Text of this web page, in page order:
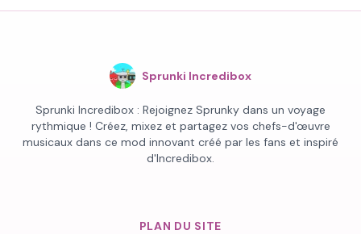
Sprunki Incredibox
Sprunki Incredibox : Rejoignez Sprunky dans un voyage
rythmique ! Créez, mixez et partagez vos chefs-d'œuvre
musicaux dans ce mod innovant créé par les fans et inspiré
d'Incredibox.
PLAN DU SITE